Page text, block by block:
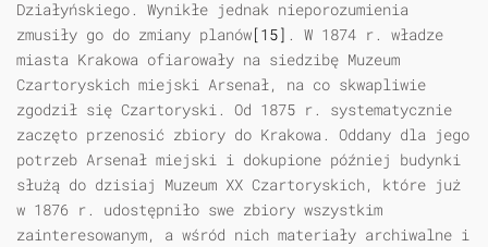
Działyńskiego. Wynikłe jednak nieporozumienia
zmusiły go do zmiany planów[15] . W 1874 r. władze
miasta Krakowa ofiarowały na siedzibę Muzeum
Czartoryskich miejski Arsenał, na co skwapliwie
zgodził się Czartoryski. Od 1875 r. systematycznie
zaczęto przenosić zbiory do Krakowa. Oddany dla jego
potrzeb Arsenał miejski i dokupione później budynki
służą do dzisiaj Muzeum XX Czartoryskich, które już
w 1876 r. udostępniło swe zbiory wszystkim
zainteresowanym, a wśród nich materiały archiwalne i